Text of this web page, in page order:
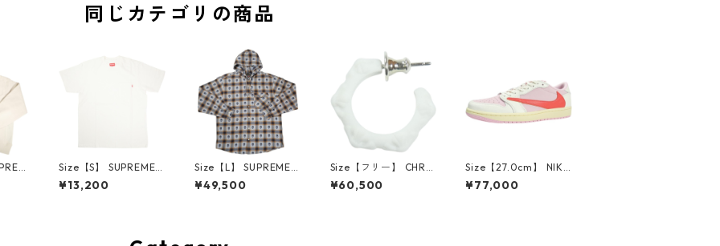
同じカテゴリの商品
Size【S】 SUPREME
シュプリーム S/S Poc
ket Tee White Tシャ
¥13,200
Size【L】 SUPREME
シュプリーム ×Numbe
r (N)ine 25FW Hoode
¥49,500
Size【フリー】 CHRO
ME HEARTS クロム・
ハーツ CH Cross SING
¥60,500
Size【27.0cm】 NIKE
ナイキ ×Travis Scott
AIR JORDAN 1 LOW
¥77,000